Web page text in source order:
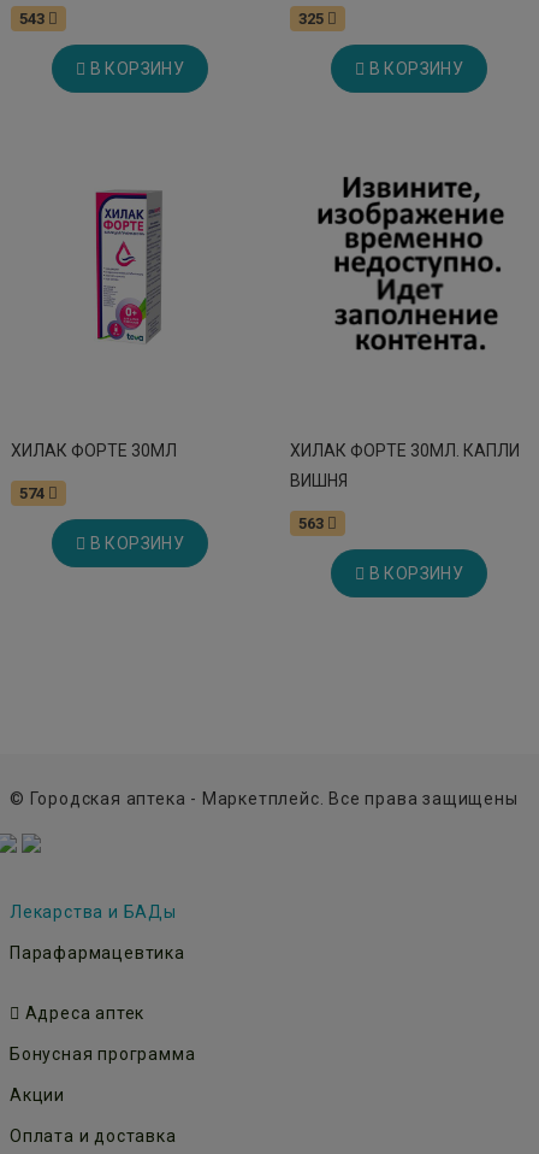
543
В КОРЗИНУ
325
В КОРЗИНУ
ХИЛАК ФОРТЕ 30МЛ
574
В КОРЗИНУ
ХИЛАК ФОРТЕ 30МЛ. КАПЛИ
ВИШНЯ
563
В КОРЗИНУ
© Городская аптека - Маркетплейс. Все права защищены
Лекарства и БАДы
Парафармацевтика
Адреса аптек
Бонусная программа
Акции
Оплата и доставка